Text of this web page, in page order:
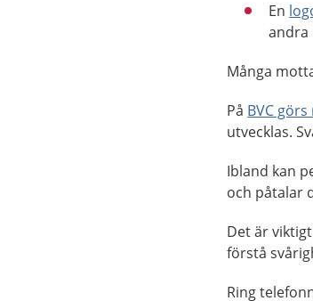
En
andra
Många
På BVC
utvecklas.
Ibland kan
och påtalar
Det är
förstå
Ring